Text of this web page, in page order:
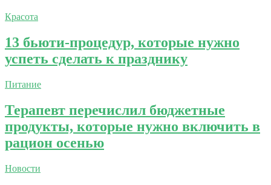
Красота
13 бьюти-процедур, которые нужно
успеть сделать к празднику
Питание
Терапевт перечислил бюджетные
продукты, которые нужно включить в
рацион осенью
Новости